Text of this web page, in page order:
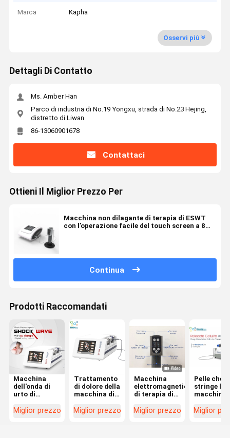
Marca Kapha
Osservi più
Dettagli Di Contatto
Ms. Amber Han
Parco di industria di No.19 Yongxu, strada di No.23 Hejing,
distretto di Liwan
86-13060901678
Contattaci
Ottieni Il Miglior Prezzo Per
Macchina non dilagante di terapia di ESWT
con l'operazione facile del touch screen a 8
Continua
Prodotti Raccomandati
Macchina
dell'onda di
urto di
erettile per
Miglior prezzo
Trattamento
di dolore della
macchina di
disfunzione
Miglior prezzo
Macchina
elettromagnetica
di terapia di
touch screen
Miglior prezzo
Pelle che
stringe la
macchina
grassa di
Miglior